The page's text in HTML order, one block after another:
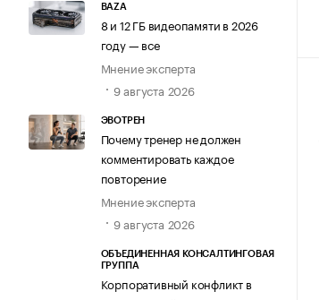
BAZA
8 и 12 ГБ видеопамяти в 2026
году — все
Мнение эксперта
9 августа 2026
ЭВОТРЕН
Почему тренер не должен
комментировать каждое
повторение
Мнение эксперта
9 августа 2026
ОБЪЕДИНЕННАЯ КОНСАЛТИНГОВАЯ
ГРУППА
Корпоративный конфликт в